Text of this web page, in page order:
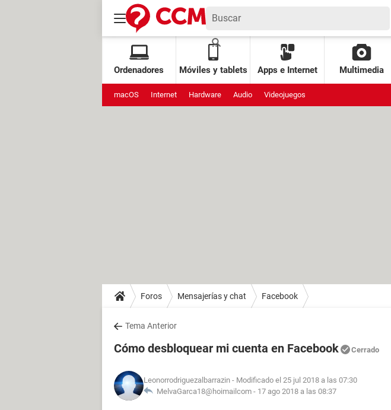
Ordenadores Móviles y tablets Apps e Internet Multimedia
macOS Internet Hardware Audio Videojuegos
Foros Mensajerías y chat Facebook
Tema Anterior
Cómo desbloquear mi cuenta en Facebook Cerrado
Leonorrodriguezalbarrazin - Modificado el 25 jul 2018 a las 07:30
MelvaGarca18@hoimailcom - 17 ago 2018 a las 08:37